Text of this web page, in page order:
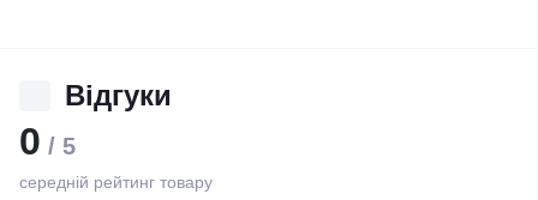
Відгуки
0 / 5
середній рейтинг товару